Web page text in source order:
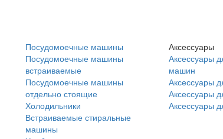
Посудомоечные машины
Посудомоечные машины
встраиваемые
Посудомоечные машины
отдельно стоящие
Холодильники
Встраиваемые стиральные
машины
Аксессуары
Аксессуары
машин
Аксессуары
Аксессуары
Аксессуары